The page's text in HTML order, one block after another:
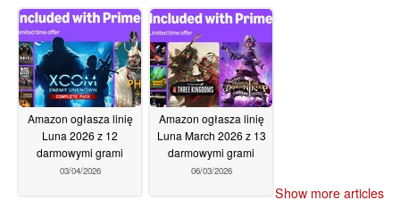
26/05/2026
Amazon ogłasza linię
Luna 2026 z 12
darmowymi grami
03/04/2026
Amazon ogłasza linię
Luna March 2026 z 13
darmowymi grami
06/03/2026
Show more articles